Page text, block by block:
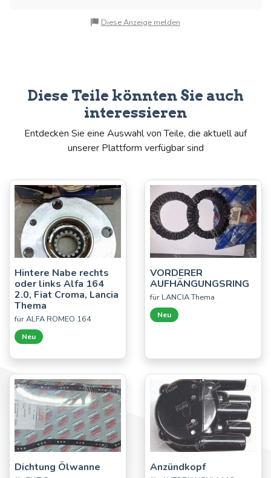
Diese Anzeige melden
Diese Teile könnten Sie auch
interessieren
Entdecken Sie eine Auswahl von Teile, die aktuell auf
unserer Plattform verfügbar sind
Hintere Nabe rechts
oder links Alfa 164
2.0, Fiat Croma, Lancia
Thema
für ALFA ROMEO 164
Neu
VORDERER
AUFHÄNGUNGSRING
für LANCIA Thema
Neu
Dichtung Ölwanne Anzündkopf